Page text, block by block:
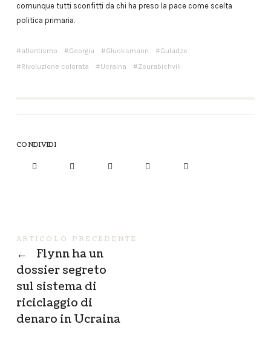
comunque tutti sconfitti da chi ha preso la pace come scelta
politica primaria.
atlantismo Georgia Glucksmann
Guladze
Rivoluzione colorata
Ucraina Zourabichvili
CONDIVIDI
ARTICOLO PRECEDENTE
←
Flynn ha un
dossier segreto
sul sistema di
riciclaggio di
denaro in Ucraina